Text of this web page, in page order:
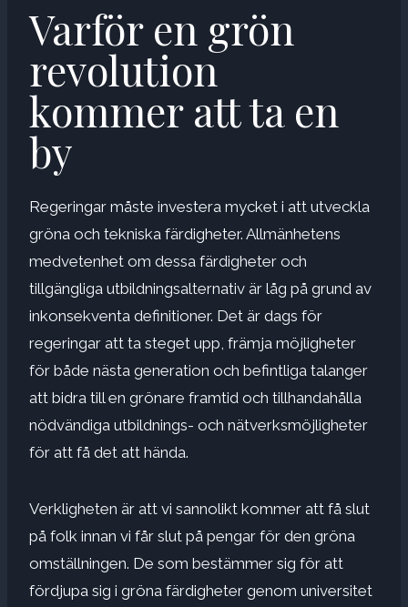
Varför en grön
revolution
kommer att ta en
by
Regeringar måste investera mycket i att utveckla
gröna och tekniska färdigheter. Allmänhetens
medvetenhet om dessa färdigheter och
tillgängliga utbildningsalternativ är låg på grund av
inkonsekventa definitioner. Det är dags för
regeringar att ta steget upp, främja möjligheter
för både nästa generation och befintliga talanger
att bidra till en grönare framtid och tillhandahålla
nödvändiga utbildnings- och nätverksmöjligheter
för att få det att hända.
Verkligheten är att vi sannolikt kommer att få slut
på folk innan vi får slut på pengar för den gröna
omställningen. De som bestämmer sig för att
fördjupa sig i gröna färdigheter genom universitet